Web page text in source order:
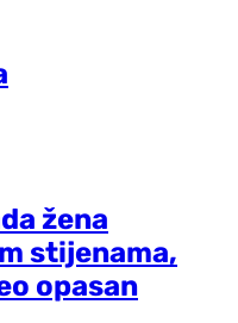
žena
stijenama,
opasan